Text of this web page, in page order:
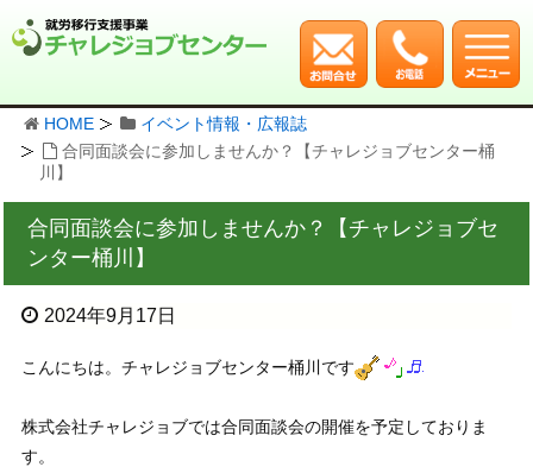
HOME
イベント情報・広報誌
合同面談会に参加しませんか？【チャレジョブセンター桶
川】
合同面談会に参加しませんか？【チャレジョブセ
ンター桶川】
2024年9月17日
こんにちは。チャレジョブセンター桶川です
株式会社チャレジョブでは合同面談会の開催を予定しておりま
す。